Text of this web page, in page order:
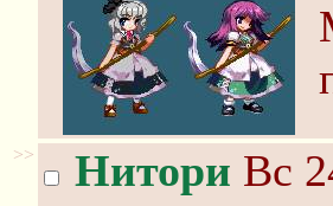
>> Нитори Вс